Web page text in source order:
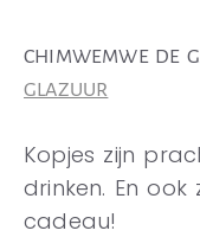
CHIMWEMWE DE
GLAZUUR
Kopjes zijn
drinken. En
cadeau!